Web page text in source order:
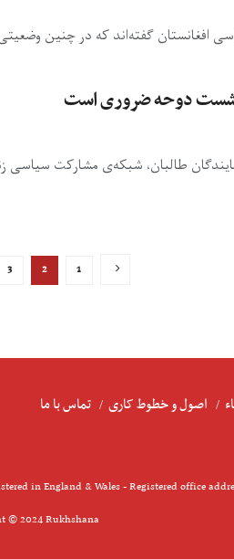
افغانستان گفته‌اند که در چنین
نشست دوحه ضروری است
طالبان، شبکه‌ی مشارکت سیاسی
1
2
3
اصول و خطوط کاری تماس با ما
in England & Wales - Registered office
© 2024 Rukhshana